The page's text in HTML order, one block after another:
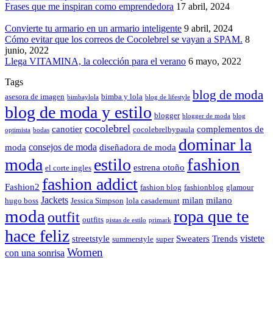
Frases que me inspiran como emprendedora 17 abril, 2024
Convierte tu armario en un armario inteligente 9 abril, 2024
Cómo evitar que los correos de Cocolebrel se vayan a SPAM. 8
junio, 2022
Llega VITAMINA, la colección para el verano 6 mayo, 2022
Tags
asesora de imagen bimbaylola bimba y lola blog de lifestyle blog de moda
blog de moda y estilo blogger blogger de moda blog
optimista bodas canotier cocolebrel cocolebrelbypaula complementos de
moda consejos de moda diseñadora de moda dominar la
moda el corte ingles estilo estrena otoño fashion
Fashion2 fashion addict fashion blog fashionblog glamour
hugo boss Jackets Jessica Simpson lola casademunt milan milano
modaoutfit outfits pistas de estilo primark ropa que te
hace feliz streetstyle summerstyle super Sweaters Trends vistete
con una sonrisa Women